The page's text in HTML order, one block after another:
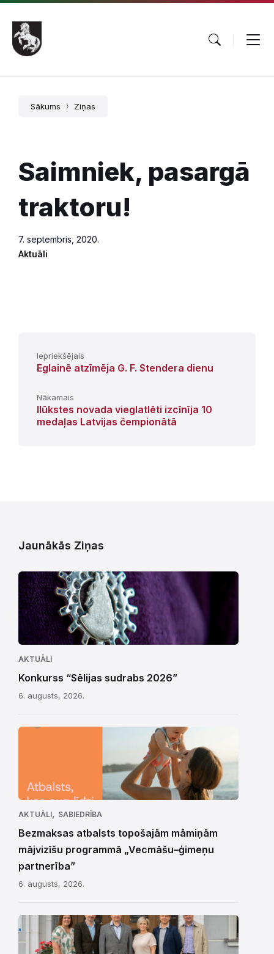
Pāriet
saturu
Skip
main
navigation
Skip
footer
Sākums Ziņas
Saimniek, pasargā
traktoru!
7. septembris, 2020.
Aktuāli
Iepriekšējais
Eglainē atzīmēja G. F. Stendera dienu
Nākamais
Ilūkstes novada vieglatlēti izcīnīja 10
medaļas Latvijas čempionātā
Jaunākās Ziņas
AKTUĀLI
Konkurss “Sēlijas sudrabs 2026”
6. augusts, 2026.
AKTUĀLI, SABIEDRĪBA
Bezmaksas atbalsts topošajām māmiņām
mājvizīšu programmā „Vecmāšu–ģimeņu
partnerība”
6. augusts, 2026.